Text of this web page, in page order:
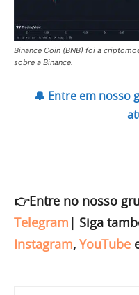
Binance Coin (BNB) foi a
sobre a Binance.
🔔 Entre em nosso
👉Entre no nosso
Telegram | Siga
Instagram, YouTube